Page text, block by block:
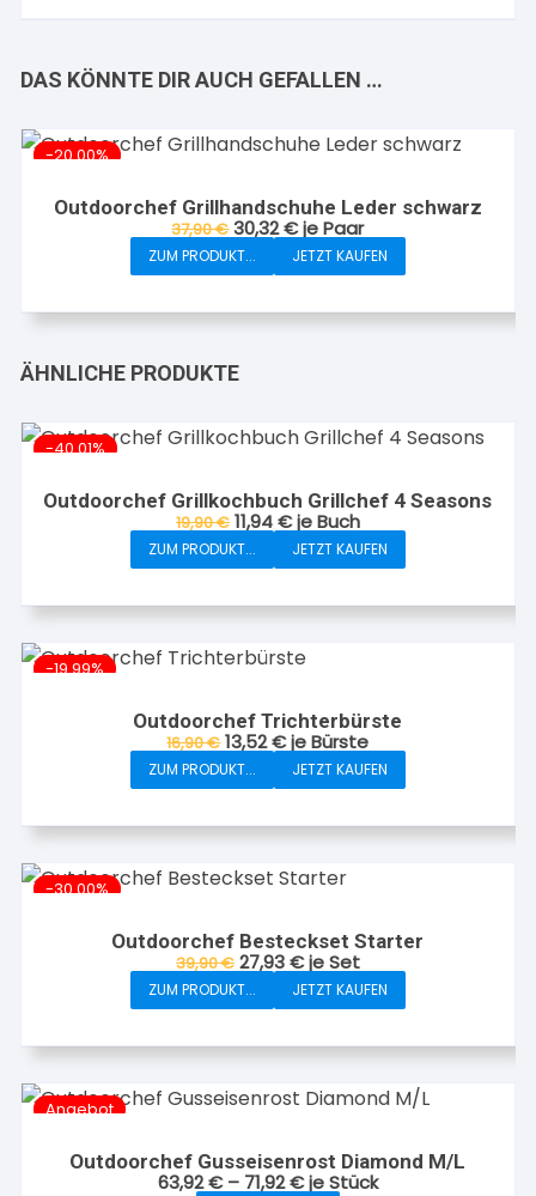
DAS KÖNNTE DIR AUCH GEFALLEN …
-20.00%
Outdoorchef Grillhandschuhe Leder schwarz
37,90€Ursprünglicher
Preis
war:
37,90 €
30,32€Aktueller
Preis
ist:
30,32 €.
je Paar
ZUM PRODUKT... JETZT KAUFEN
ÄHNLICHE PRODUKTE
-40.01%
Outdoorchef Grillkochbuch Grillchef 4 Seasons
19,90€ Ursprünglicher
Preis
war:
19,90 €
11,94€Aktueller
Preis
ist:
11,94 €.
je Buch
ZUM PRODUKT... JETZT KAUFEN
-19.99%
Outdoorchef Trichterbürste
16,90€Ursprünglicher
Preis
war:
16,90 €
13,52€Aktueller
Preis
ist:
13,52 €.
je Bürste
ZUM PRODUKT... JETZT KAUFEN
-30.00%
Outdoorchef Besteckset Starter
39,90€ Ursprünglicher
Preis
war:
39,90 €
27,93€Aktueller
Preis
ist:
27,93 €.
je Set
ZUM PRODUKT... JETZT KAUFEN
Angebot
Outdoorchef Gusseisenrost Diamond M/L
63,92€– 71,92€je Stück